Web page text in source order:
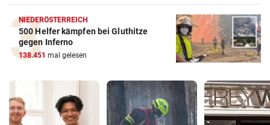
NIEDERÖSTERREICH
500 Helfer kämpfen bei Gluthitze
gegen Inferno
138.451 mal gelesen